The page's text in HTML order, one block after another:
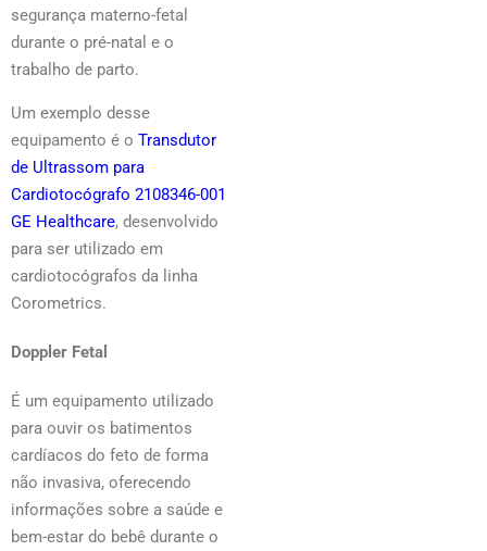
segurança materno-fetal
durante o pré-natal e o
trabalho de parto.
Um exemplo desse
equipamento é o Transdutor
de Ultrassom para
Cardiotocógrafo 2108346-001
GE Healthcare, desenvolvido
para ser utilizado em
cardiotocógrafos da linha
Corometrics.
Doppler Fetal
É um equipamento utilizado
para ouvir os batimentos
cardíacos do feto de forma
não invasiva, oferecendo
informações sobre a saúde e
bem-estar do bebê durante o